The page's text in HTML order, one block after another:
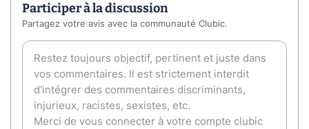
Participer à la discussion
Partagez votre avis avec la communauté Clubic.